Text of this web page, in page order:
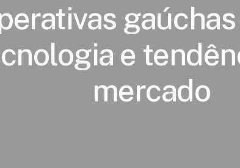
e
mercado